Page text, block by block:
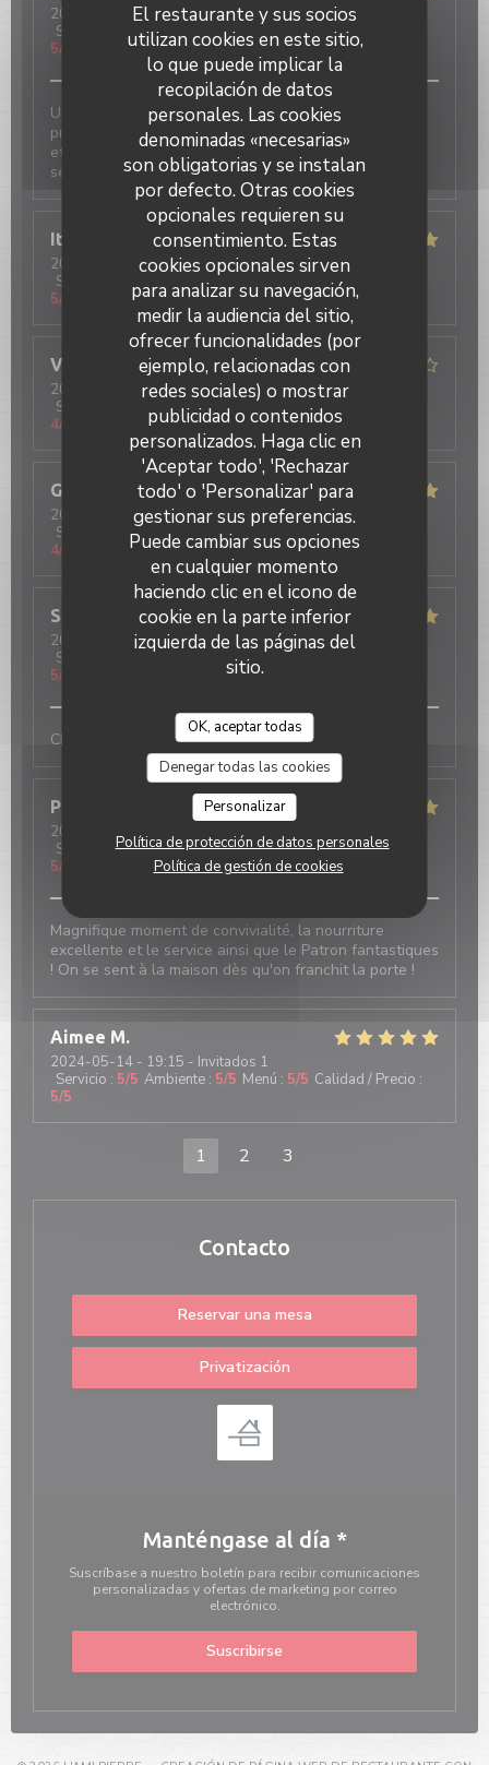
El restaurante y sus socios
utilizan cookies en este sitio,
lo que puede implicar la
recopilación de datos
personales. Las cookies
denominadas «necesarias»
son obligatorias y se instalan
por defecto. Otras cookies
opcionales requieren su
consentimiento. Estas
cookies opcionales sirven
para analizar su navegación,
medir la audiencia del sitio,
ofrecer funcionalidades (por
ejemplo, relacionadas con
redes sociales) o mostrar
publicidad o contenidos
personalizados. Haga clic en
'Aceptar todo', 'Rechazar
todo' o 'Personalizar' para
gestionar sus preferencias.
Puede cambiar sus opciones
en cualquier momento
haciendo clic en el icono de
cookie en la parte inferior
izquierda de las páginas del
sitio.
OK, aceptar todas
Denegar todas las cookies
Personalizar
Política de protección de datos personales
Política de gestión de cookies
2024-05-21
- 20:30 - Invitados 2
Servicio
/5 Ambiente: 5/5 Menú 3/5 Calidad / Precio
5/5
Un bon moment dans un restaurant authentique. Les
proportions sont généreuses pour un prix raisonnable
et l’ambiance chaleureuse! Quelques loupés mais les
serveurs sont à l’écoute et très conciliants
Itamar
2024-05-22
- 21:45 - Invitados 5
Servicio
Ambiente: 5 /5 Calidad / Precio
5/5
Valeria
2024-05-18
- 21:00 - Invitados 6
Servicio
Ambiente : /5 Menú : Calidad / Precio
4/5
Gabriele
S
2024-05-18 - 20:30 - Invitados 3
Servicio
/5 Ambiente 5 /5 Menú Calidad / Precio
4/5
Sébastien
T
2024-05-16 - 19:15 - Invitados 3
Servicio
Ambiente /5 Menú 5
5/5
Choyé de l'apéro au digeot !
Pierre
2024-05-14 - 20:00 - Invitados 3
Servicio
5/5 Ambiente:5/5 Menú:5/5 Calidad / Precio
5/5
Magnifique moment de convivialité, la nourriture
excellente et le service ainsi que le Patron fantastiques
! On se sent à la maison dès qu'on franchit la porte !
Aimee M
2024-05-14 - 19:15 - Invitados 1
Servicio : 5/5 Ambiente : 5/5 Menú : 5/5 Calidad / Precio :
5/5
1 2 3
Contacto
Reservar una mesa
Privatización
Manténgase al día *
Suscríbase a nuestro boletín para recibir comunicaciones
personalizadas y ofertas de marketing por correo
electrónico.
Suscribirse